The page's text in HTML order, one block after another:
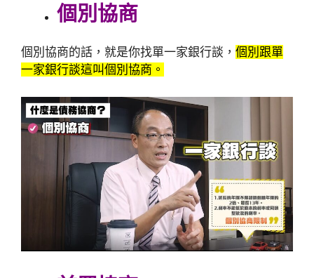
個別協商
個別協商的話，就是你找單一家銀行談， 個別跟單
一家銀行談這叫個別協商。